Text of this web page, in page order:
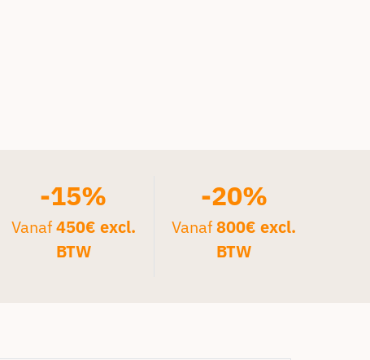
-15%
Vanaf450€ excl.
BTW
-20%
Vanaf800€ excl.
BTW